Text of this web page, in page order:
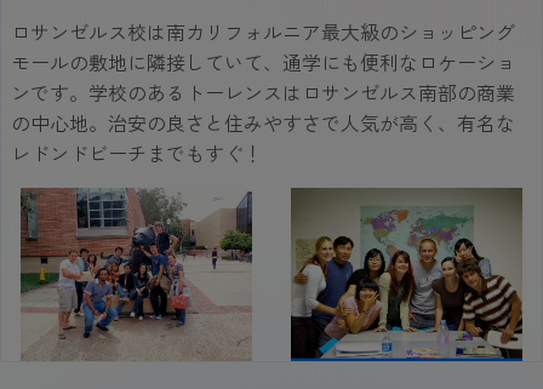
ロサンゼルス校は南カリフォルニア最大級のショッピング
モールの敷地に隣接していて、通学にも便利なロケーショ
ンです。学校のあるトーレンスはロサンゼルス南部の商業
の中心地。治安の良さと住みやすさで人気が高く、有名な
レドンドビーチまでもすぐ！